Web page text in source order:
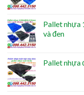
Pallet nhựa
và đen
Pallet nhựa